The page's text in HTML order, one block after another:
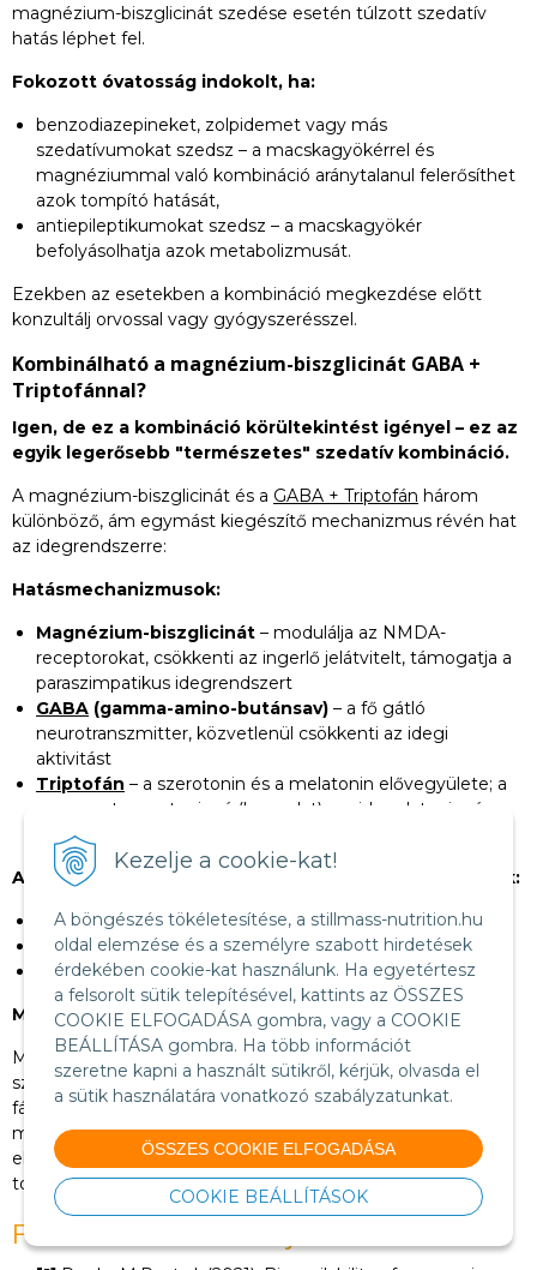
Kezelje a cookie-kat!
A böngészés tökéletesítése, a stillmass-nutrition.hu
oldal elemzése és a személyre szabott hirdetések
érdekében cookie-kat használunk. Ha egyetértesz
a felsorolt sütik telepítésével, kattints az ÖSSZES
COOKIE ELFOGADÁSA gombra, vagy a COOKIE
BEÁLLÍTÁSA gombra. Ha több információt
szeretne kapni a használt sütikről, kérjük, olvasda el
a sütik használatára vonatkozó szabályzatunkat.
ÖSSZES COOKIE ELFOGADÁSA
COOKIE BEÁLLÍTÁSOK
magnézium-biszglicinát szedése esetén túlzott szedatív
hatás léphet fel.
Fokozott óvatosság indokolt, ha:
benzodiazepineket, zolpidemet vagy más
szedatívumokat szedsz – a macskagyökérrel és
magnéziummal való kombináció aránytalanul felerősíthet
azok tompító hatását,
antiepileptikumokat szedsz – a macskagyökér
befolyásolhatja azok metabolizmusát.
Ezekben az esetekben a kombináció megkezdése előtt
konzultálj orvossal vagy gyógyszerésszel.
Kombinálható a magnézium-biszglicinát GABA +
Triptofánnal?
Igen, de ez a kombináció körültekintést igényel – ez az
egyik legerősebb "természetes" szedatív kombináció.
A magnézium-biszglicinát és a GABA + Triptofán három
különböző, ám egymást kiegészítő mechanizmus révén hat
az idegrendszerre:
Hatásmechanizmusok:
Magnézium-biszglicinát – modulálja az NMDA-
receptorokat, csökkenti az ingerlő jelátvitelt, támogatja a
paraszimpatikus idegrendszert
GABA (gamma-amino-butánsav) – a fő gátló
neurotranszmitter, közvetlenül csökkenti az idegi
aktivitást
Triptofán – a szerotonin és a melatonin elővegyülete; a
szervezet szerotoninná (hangulat), majd melatoninná
(alvás) alakítja át
A kombinációt jellemzően a következőkre alkalmazzák:
elalvási problémák és az alvás minőségének zavarai
fokozott szorongás és feszültség
esti "kikapcsolási nehézség" egy stresszes nap után
Mire kell figyelni:
Mivel mind a három anyag tompító hatású, együttes
szedésük erőteljesebb aluszékonyságot, reggeli
fáradékonyságot vagy nehéz fejérzést okozhat – különösen
magasabb dózisok esetén. Javasolt fokozatosan kezdeni:
először érdemes ellenőrizni az egyes anyagok önálló
toleranciáját, és csak ezután kombinálni őket.
Felhasznált tanulmányok és források